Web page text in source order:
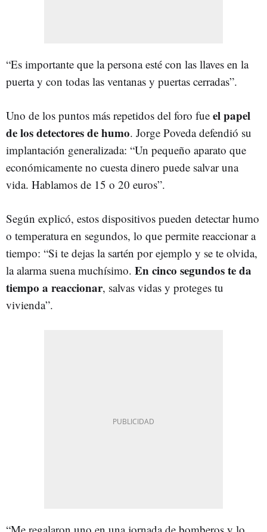
“Es importante que la persona esté con las llaves en la
puerta y con todas las ventanas y puertas cerradas”.
Uno de los puntos más repetidos del foro fue el papel
de los detectores de humo. Jorge Poveda defendió su
implantación generalizada: “Un pequeño aparato que
económicamente no cuesta dinero puede salvar una
vida. Hablamos de 15 o 20 euros”.
Según explicó, estos dispositivos pueden detectar humo
o temperatura en segundos, lo que permite reaccionar a
tiempo: “Si te dejas la sartén por ejemplo y se te olvida,
la alarma suena muchísimo. En cinco segundos te da
tiempo a reaccionar, salvas vidas y proteges tu
vivienda”.